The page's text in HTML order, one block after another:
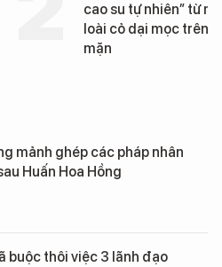
Đà Nẵng sắp bị kiểm
mảnh ghép các pháp nhân
Huấn Hoa Hồng
buộc thôi việc 3 lãnh đạo